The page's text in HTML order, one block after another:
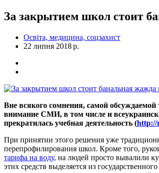
За закрытием школ стоит
Освіта, медицина, соцзахист
22 липня 2018 р.
Вне всякого сомнения, самой
внимание СМИ, в том числе и
прекратилась учебная деятельность (http://
При принятии этого решения уже
перепрофилирования школ. Кроме того,
тарифа на воду, на людей просто вывалили
этих средств выделяется из